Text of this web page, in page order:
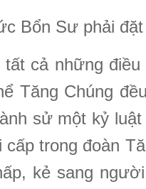
Bổn Sư phải
tất cả những
Tăng Chúng
sử một kỷ
trong đoàn
kẻ sang